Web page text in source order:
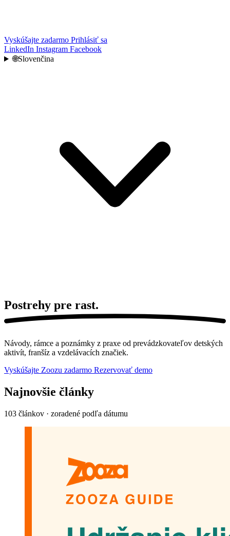
Vyskúšajte zadarmo Prihlásiť sa
LinkedIn Instagram Facebook
🌐Slovenčina
Postrehy pre rast.
Návody, rámce a poznámky z praxe od prevádzkovateľov detských
aktivít, franšíz a vzdelávacích značiek.
Vyskúšajte Zoozu zadarmo Rezervovať demo
Najnovšie články
103 článkov · zoradené podľa dátumu